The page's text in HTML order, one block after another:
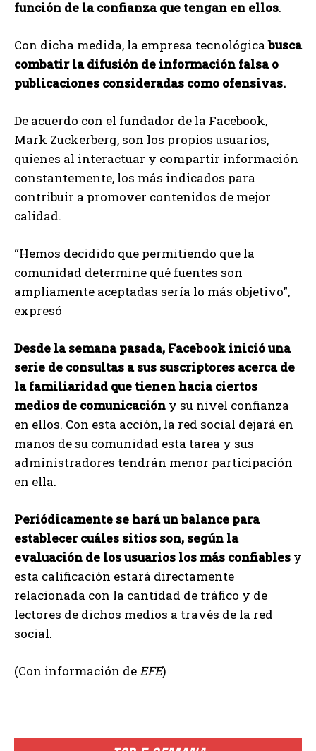
función de la confianza que tengan en ellos.
Con dicha medida, la empresa tecnológicabusca
combatir la difusión de información falsa o
publicaciones consideradas como ofensivas.
De acuerdo con el fundador de la Facebook,
Mark Zuckerberg, son los propios usuarios,
quienes al interactuar y compartir información
constantemente, los más indicados para
contribuir a promover contenidos de mejor
calidad.
“Hemos decidido que permitiendo que la
comunidad determine qué fuentes son
ampliamente aceptadas sería lo más objetivo”,
expresó
Desde la semana pasada, Facebook inició una
serie de consultas a sus suscriptores acerca de
la familiaridad que tienen hacia ciertos
medios de comunicación y su nivel confianza
en ellos. Con esta acción, la red social dejará en
manos de su comunidad esta tarea y sus
administradores tendrán menor participación
en ella.
Periódicamente se hará un balance para
establecer cuáles sitios son, según la
evaluación de los usuarios los más confiables y
esta calificación estará directamente
relacionada con la cantidad de tráfico y de
lectores de dichos medios a través de la red
social.
(Con información deEFE)